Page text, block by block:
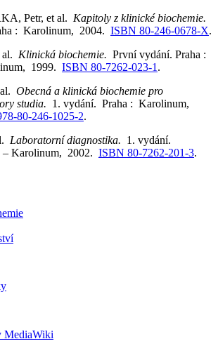
Petr, et al. Kapitoly z klinické biochemie.
: Karolinum, 2004. ISBN 80-246-0678-X.
Klinická biochemie. První vydání. Praha :
1999. ISBN 80-7262-023-1 .
Obecná a klinická biochemie pro
studia. 1. vydání. Praha : Karolinum,
80-246-1025-2.
Laboratorní diagnostika. 1. vydání.
– Karolinum, 2002. ISBN 80-7262-201-3.